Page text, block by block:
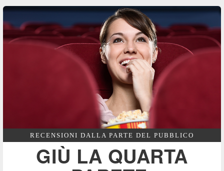
RECENSIONI DALLA PARTE DEL PUBBLICO
GIÙ LA QUARTA